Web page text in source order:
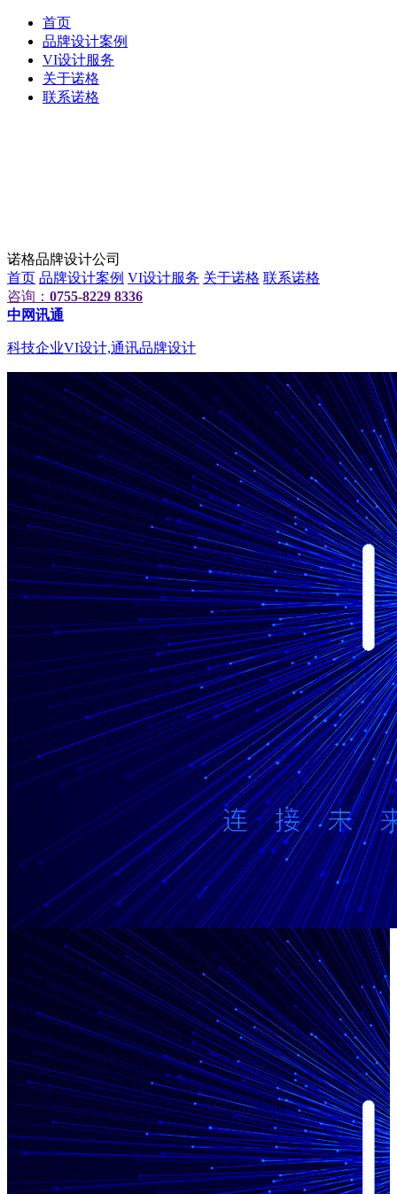
首页
品牌设计案例
VI设计服务
关于诺格
联系诺格
诺格品牌设计公司
首页 品牌设计案例 VI设计服务 关于诺格 联系诺格
咨询： 0755-8229 8336
中网讯通
科技企业VI设计,通讯品牌设计